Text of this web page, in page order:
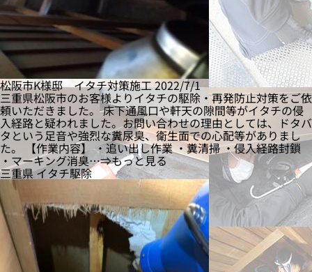
松阪市K様邸 イタチ対策施工2022/7/1
三重県松阪市のお客様よりイタチの駆除・再発防止対策をご依
頼いただきました。 床下通風口や軒天の隙間等がイタチの侵
入経路と疑われました。お問い合わせの理由としては、ドタバ
タという足音や強烈な糞尿臭、衛生面での心配等がありまし
た。 【作業内容】 ・追い出し作業 ・糞清掃 ・侵入経路封鎖
・マーキング消臭…⇒もっと見る
三重県イタチ駆除